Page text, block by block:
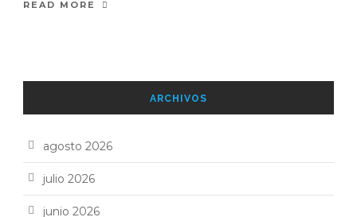
READ MORE
ARCHIVOS
agosto 2026
julio 2026
junio 2026